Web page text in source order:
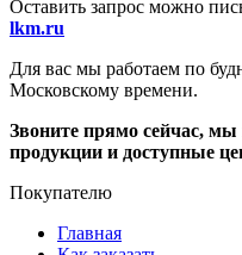
Оставить запрос можно
lkm.ru​
Для вас мы работаем по
Московскому времени.
Звоните прямо сейчас,
продукции и доступные
Покупателю
Главная